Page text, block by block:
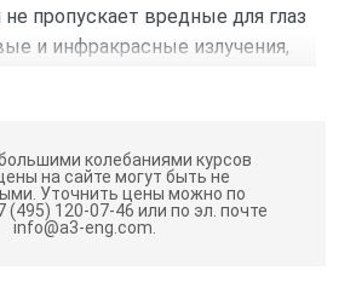
пропускает вредные для глаз
и инфракрасные излучения,
защитным слоем.
состоянии или в
светофильтр
видимые лучи, поэтому в
колебаниями курсов
на сайте могут быть не
Уточнить цены можно по
(495) 120-07-46 или по эл. почте
info@a3-eng.com.